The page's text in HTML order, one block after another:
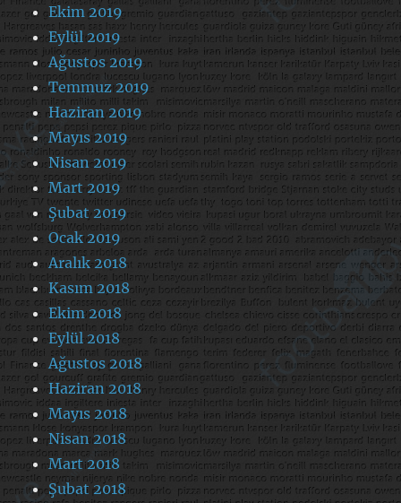
Ekim 2019
Eylül 2019
Ağustos 2019
Temmuz 2019
Haziran 2019
Mayıs 2019
Nisan 2019
Mart 2019
Şubat 2019
Ocak 2019
Aralık 2018
Kasım 2018
Ekim 2018
Eylül 2018
Ağustos 2018
Haziran 2018
Mayıs 2018
Nisan 2018
Mart 2018
Şubat 2018